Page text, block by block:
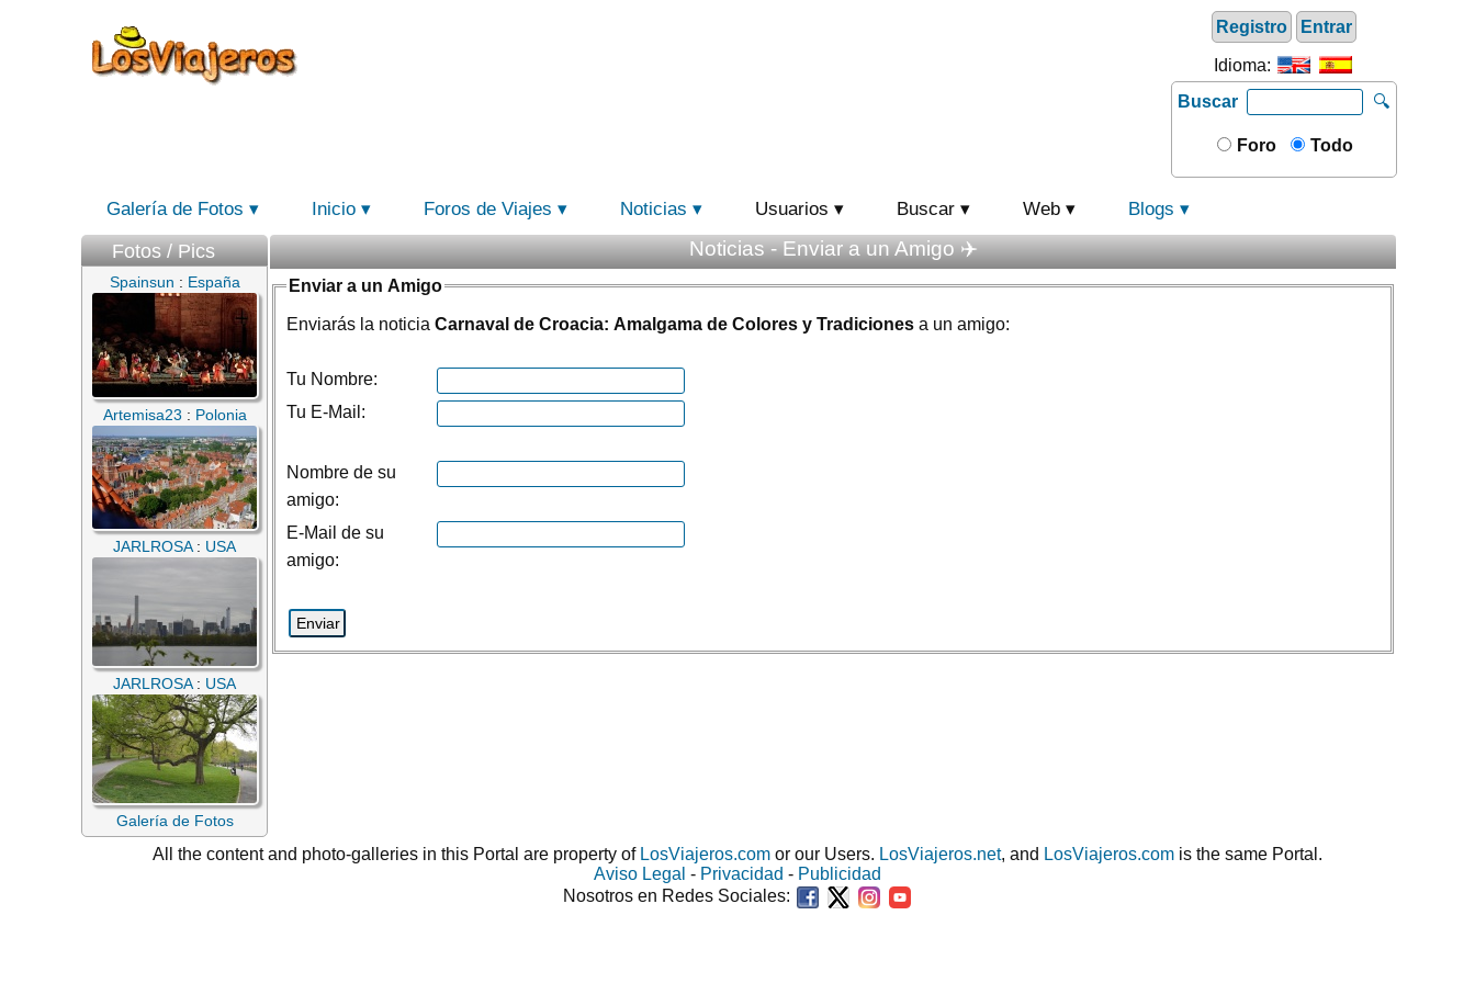
Registro Entrar
Idioma:
Buscar
🔍
Foro Todo
Galería de Fotos Inicio Foros de Viajes Noticias Usuarios Buscar Web Blogs
Fotos / Pics
Spainsun : España
Artemisa23 : Polonia
JARLROSA: USA
JARLROSA: USA
Galería de Fotos
Noticias - Enviar a un Amigo ✈️
Enviar a un Amigo
Enviarás la noticia Carnaval de Croacia: Amalgama de Colores y Tradiciones a un amigo:
Tu Nombre:
Tu E-Mail:
Nombre de su
amigo:
E-Mail de su
amigo:
All the content and photo-galleries in this Portal are property of LosViajeros.com or our Users. LosViajeros.net, and LosViajeros.com is the same Portal.
Aviso Legal - Privacidad - Publicidad
Nosotros en Redes Sociales: